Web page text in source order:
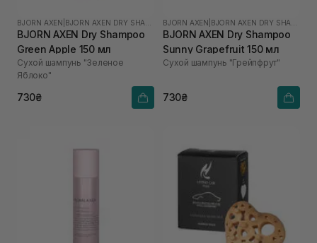
BJORN AXEN
BJORN AXEN Dry Shampoo
Green Apple 150 мл
Сухой шампунь "Зеленое
Яблоко"
730₴
BJORN AXEN
BJORN AXEN Dry Shampoo
Sunny Grapefruit 150 мл
Сухой шампунь "Грейпфрут"
730₴